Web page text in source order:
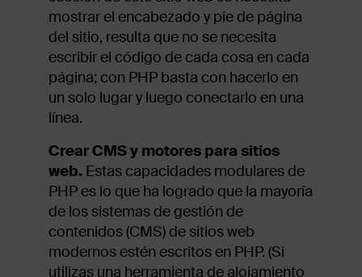
mostrar el encabezado y pie de página
del sitio, resulta que no se necesita
escribir el código de cada cosa en cada
página; con PHP basta con hacerlo en
un solo lugar y luego conectarlo en una
línea.
Crear CMS y motores para sitios
web. Estas capacidades modulares de
PHP es lo que ha logrado que la mayoría
de los sistemas de gestión de
contenidos (CMS) de sitios web
modernos estén escritos en PHP. (Si
utilizas una herramienta de alojamiento